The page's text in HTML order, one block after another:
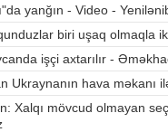
yanğın - Video -
biri uşaq olmaqla
işçi axtarılır -
Ukraynanın hava məkanı
Xalqı mövcud olmayan